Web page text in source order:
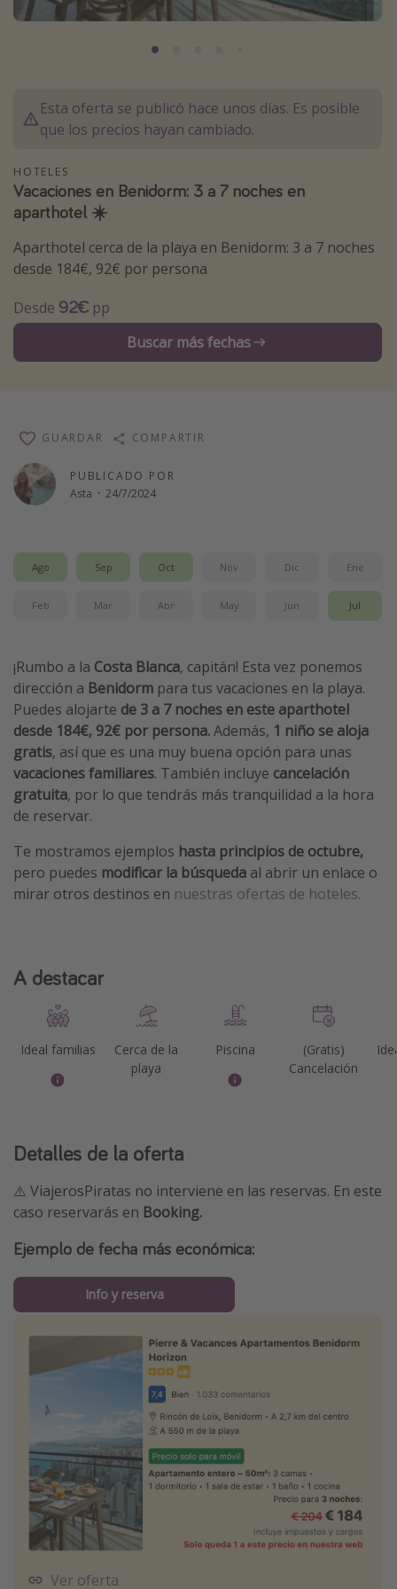
Marruecos
Tailandia
Maldivas
Albania
Inspiración para viajes
Camping
Glamping
Viajes en tren
Viajar sola como mujer
Ofertas para Vacaciones Activas
Viajes para singles
Escapadas románticas
Trabajar en el extranjero
Parques de atracciones
Viaja con musicales
El Rey León el musical
Harry Potter en Londres y otros destinos
Eventos deportivos
Esta oferta se publicó hace unos días. Es posible
que los precios hayan cambiado.
HOTELES
Vacaciones en Benidorm: 3 a 7 noches en
aparthotel ☀️
Aparthotel cerca de la playa en Benidorm: 3 a 7 noches
desde 184€, 92€ por persona
Desde 92€ pp
Buscar más fechas
PUBLICADO POR
Asta · 24/7/2024
GUARDAR COMPARTIR
Ago Sep Oct Nov Dic Ene
Feb Mar Abr May Jun Jul
¡Rumbo a la Costa Blanca, capitán! Esta vez ponemos
dirección a Benidorm para tus vacaciones en la playa.
Puedes alojarte de 3 a 7 noches en este aparthotel
desde 184€, 92€ por persona.Además, 1 niño se aloja
gratis, así que es una muy buena opción para unas
vacaciones familiares. También incluye cancelación
gratuita, por lo que tendrás más tranquilidad a la hora
de reservar.
Te mostramos ejemplos hasta principios de octubre,
pero puedes modificar la búsqueda al abrir un enlace o
mirar otros destinos en nuestras ofertas de hoteles.
A destacar
Ideal familias
Cerca de la
playa
Piscina
(Gratis)
Cancelación
Detalles de la oferta
⚠️ ViajerosPiratas no interviene en las reservas. En este
caso reservarás en Booking.
Ejemplo de fecha más económica:
Info y reserva
Ver oferta